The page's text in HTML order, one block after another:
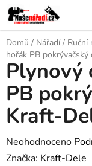
Přejít
na
obsah
Domů / Nářadí / Ruční
hořák PB
Plynový
PB
Kraft-
Průměrné
hodnocení
Neohodnoceno
Značka: Kraft-Dele